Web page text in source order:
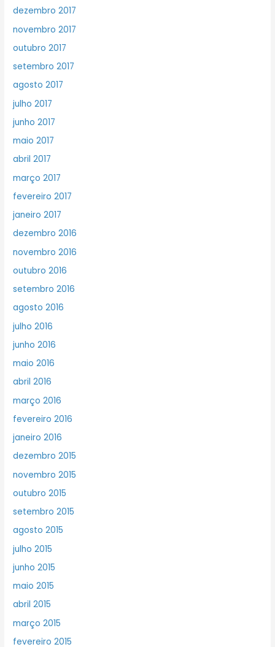
dezembro 2017
novembro 2017
outubro 2017
setembro 2017
agosto 2017
julho 2017
junho 2017
maio 2017
abril 2017
março 2017
fevereiro 2017
janeiro 2017
dezembro 2016
novembro 2016
outubro 2016
setembro 2016
agosto 2016
julho 2016
junho 2016
maio 2016
abril 2016
março 2016
fevereiro 2016
janeiro 2016
dezembro 2015
novembro 2015
outubro 2015
setembro 2015
agosto 2015
julho 2015
junho 2015
maio 2015
abril 2015
março 2015
fevereiro 2015